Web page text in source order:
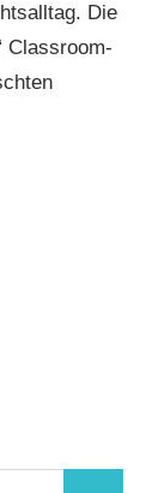
Die
Classroom-